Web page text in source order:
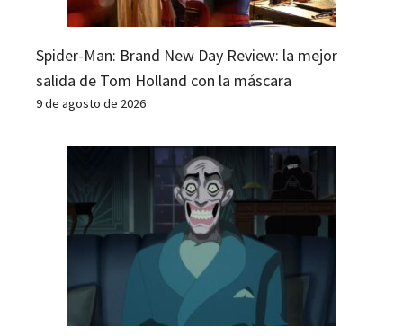
Spider-Man: Brand New Day Review: la mejor
salida de Tom Holland con la máscara
9 de agosto de 2026